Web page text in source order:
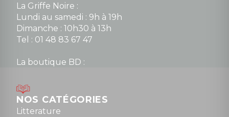
La Griffe Noire :
Lundi au samedi : 9h à 19h
Dimanche : 10h30 à 13h
Tel : 01 48 83 67 47
La boutique BD :
Mardi au samedi : 10h à 13h / 14h à 19h
Dimanche : 10h30 à 12h30
Tel : 01 48 89 13 88
NOS CATÉGORIES
Litterature